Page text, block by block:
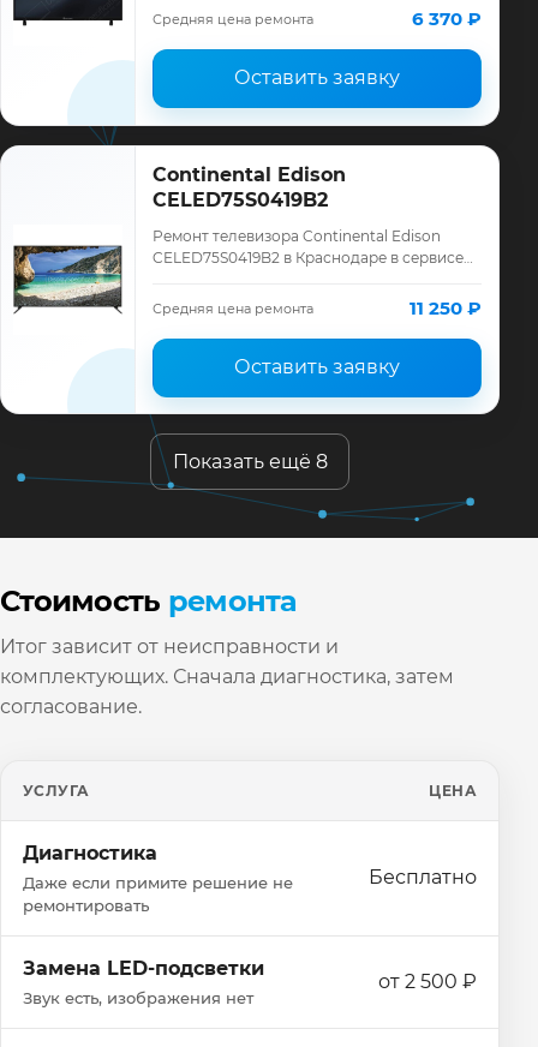
Continental Edison, смета до ремонта,
Средняя цена ремонта 6 370 ₽
Оставить заявку
Continental Edison
CELED75S0419B2
Ремонт телевизора Continental Edison
CELED75S0419B2 в Краснодаре в сервисе
Continental Edison, смета до ремонта,
запчасти…
Средняя цена ремонта 11 250 ₽
Оставить заявку
Показать ещё 8
Стоимость ремонта
Итог зависит от неисправности и
комплектующих. Сначала диагностика, затем
согласование.
УСЛУГА ЦЕНА
Диагностика
Даже если примите решение не
ремонтировать
Бесплатно
Замена LED-подсветки
Звук есть, изображения нет
от 2 500 ₽